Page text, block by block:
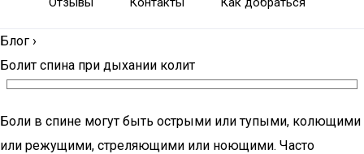
Блог ›
Болит спина при дыхании колит
Боли в спине могут быть острыми или тупыми, колющими
или режущими, стреляющими или ноющими. Часто